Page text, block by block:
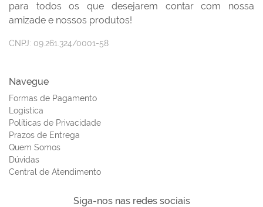
para todos os que desejarem contar com nossa
amizade e nossos produtos!
CNPJ: 09.261.324/0001-58
Navegue
Formas de Pagamento
Logística
Políticas de Privacidade
Prazos de Entrega
Quem Somos
Dúvidas
Central de Atendimento
Siga-nos nas redes sociais